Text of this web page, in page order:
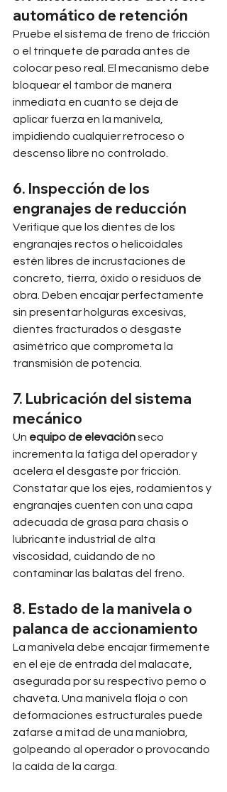
automático de retención
Pruebe el sistema de freno de fricción
o el trinquete de parada antes de
colocar peso real. El mecanismo debe
bloquear el tambor de manera
inmediata en cuanto se deja de
aplicar fuerza en la manivela,
impidiendo cualquier retroceso o
descenso libre no controlado.
6. Inspección de los
engranajes de reducción
Verifique que los dientes de los
engranajes rectos o helicoidales
estén libres de incrustaciones de
concreto, tierra, óxido o residuos de
obra. Deben encajar perfectamente
sin presentar holguras excesivas,
dientes fracturados o desgaste
asimétrico que comprometa la
transmisión de potencia.
7. Lubricación del sistema
mecánico
Un equipo de elevación seco
incrementa la fatiga del operador y
acelera el desgaste por fricción.
Constatar que los ejes, rodamientos y
engranajes cuenten con una capa
adecuada de grasa para chasis o
lubricante industrial de alta
viscosidad, cuidando de no
contaminar las balatas del freno.
8. Estado de la manivela o
palanca de accionamiento
La manivela debe encajar firmemente
en el eje de entrada del malacate,
asegurada por su respectivo perno o
chaveta. Una manivela floja o con
deformaciones estructurales puede
zafarse a mitad de una maniobra,
golpeando al operador o provocando
la caída de la carga.